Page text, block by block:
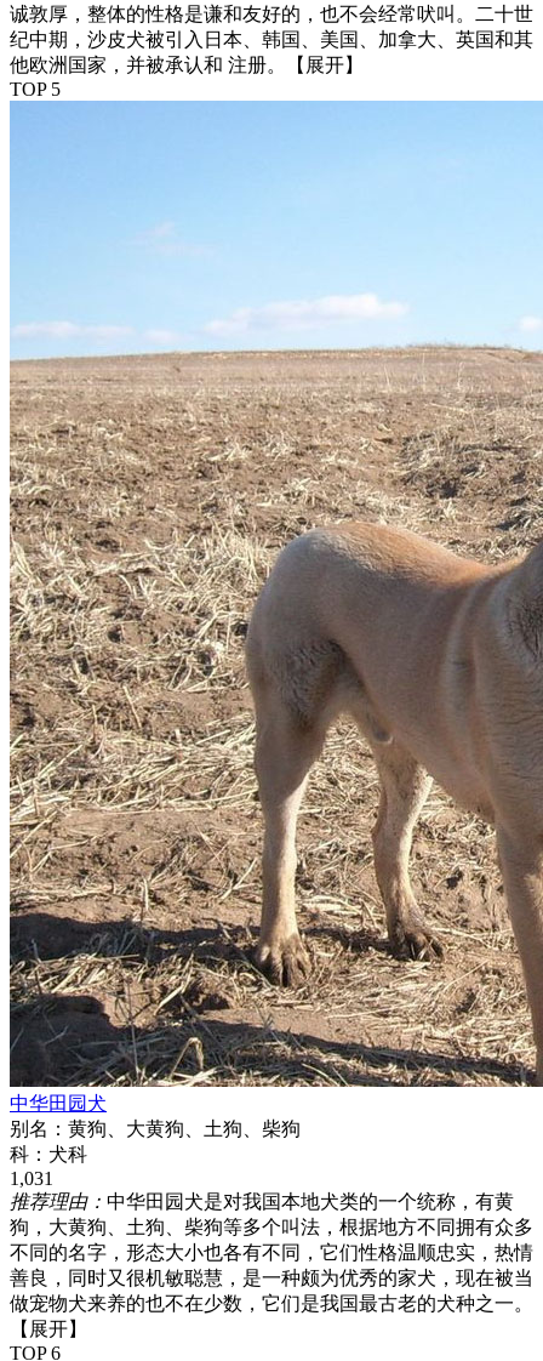
诚敦厚，整体的性格是谦和友好的，也不会经常吠叫。二十世
纪中期，沙皮犬被引入日本、韩国、美国、加拿大、英国和其
他欧洲国家，并被承认和 注册。
【展开】
TOP 5
中华田园犬
别名： 黄狗、大黄狗、土狗、柴狗
科： 犬科
1,031
推荐理由： 中华田园犬是对我国本地犬类的一个统称，有黄
狗，大黄狗、土狗、柴狗等多个叫法，根据地方不同拥有众多
不同的名字，形态大小也各有不同，它们性格温顺忠实，热情
善良，同时又很机敏聪慧，是一种颇为优秀的家犬，现在被当
做宠物犬来养的也不在少数，它们是我国最古老的犬种之一。
【展开】
TOP 6